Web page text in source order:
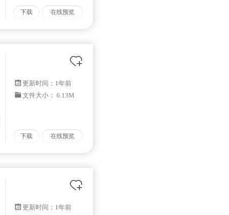
下载 在线预览
更新时间： 1年前
文件大小： 6.13M
下载 在线预览
更新时间： 1年前